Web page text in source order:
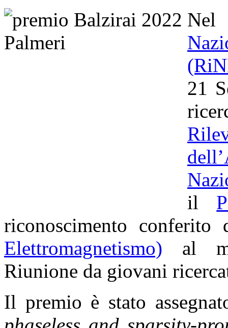
21
il
riconoscimento
Elettromagnetismo) al
Riunione da giovani
Il premio è stato